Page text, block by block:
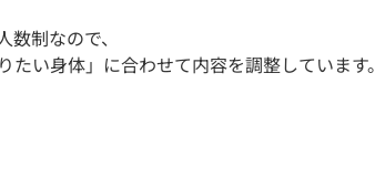
制なので、
い身体」に合わせて内容を調整しています。